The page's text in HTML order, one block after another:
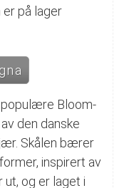
er på lager
populære Bloom-
den danske
Skålen bærer
inspirert av
og er laget i